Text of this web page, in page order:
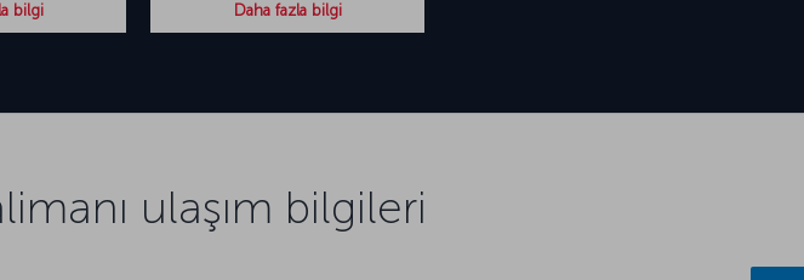
bilgi
Daha fazla bilgi
ulaşım bilgileri